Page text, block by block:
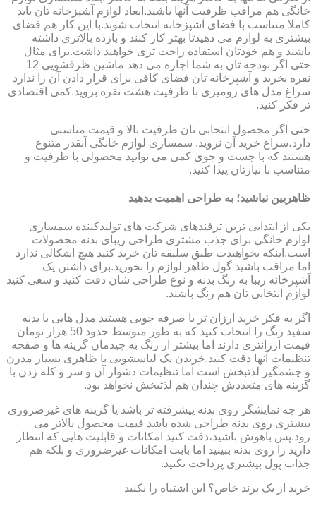
خانگی هم مراقب ظرفیت آنها باشید.ابعاد لوازم آشپزخانه تان باید
کاملا متناسب با فضای آشپزخانه انتخاب شوند.با این کار هم فضای
بیشتری به لوازم می دهیدتا بهتر کار کنند و بازده بالاتری داشته
باشند و هم خودتان استفاده راحت تری خواهید داشت.برای مثال
حتی اگر بودجه تان به شما اجازه می دهد ماشین ظرفشویی 12
نفره بخرید و آشپزخانه تان فضای کافی برای قرار دادن آن را ندارد
سراغ مدل های رومیزی با ظرفیت هشت نفره بروید.کمی اقتصادی
تر فکر کنید.
حتی اگر محصول انتخابی تان ظرفیت بالا و قیمت مناسبی
دارد،سراغ خرید آن نروید. سمساری لوازم خانگی آنقدر متنوع
هستند که با جست و جوی کمی می توانید محصولی با ظرفیت و
متناسب با نیازتان پیدا کنید.
ظاهربین نباشید؛ به طراحی اهمیت بدهید
یکی از ابتدایی ترین ترفندهای شرکت های تولیدکننده سمساری
لوازم خانگی برای جذب مشتری طراحی زیبای بدنه محصولات
است.اینکه بخواهیدت طبق سلیقه تان خرید کنید هیچ اشکالی ندارد
اما مراقب باشید گول ظاهر لوازم را نخورید.برای داشتن یک
آشپزخانه زیبا به رنگ بدنه و نوع طراحی شان دقت کنید و سعی کنید
لوازم انتخابی تان هم رنگ باشند.
اگر به فکر خرید ارزان تر یا صرفه جویی هستید مدل هایی با بدنه
سفید رنگ را انتخاب کنید که به طور متوسط حدود 50 هزار تومان
قیمت ارزانتری دارند اما بیشتر از رنگ به چیدمان گزینه ها و صفحه
تنظیمات آنها دقت کنید.خریدن یک لباسشویی با ظاهری بسیار مدرن
و چشمگیر لذتبخش است اما تنظیمات دشوار آن و سر و کله زدن با
گزینه های متعددش چندان هم لذتبخش نخواهد بود.
هر چه نمایشگر روی بدنه پیشرفته تر باشد یا گزینه های غیرضروری
بیشتری روی بدنه طراحی شده باشد قیمت محصول بالاتر می
رود.پس باهوش باشید،دقت کنید امکانات و قابلیت هایی که انتظار
دارید را روی بدنه ببینید اما بابت امکانات غیرضروری و بلکه هم
جذاب پول بیشتری پرداخت نکنید.
خرید از یک برند خاص؟ این اشتباه را نکنید